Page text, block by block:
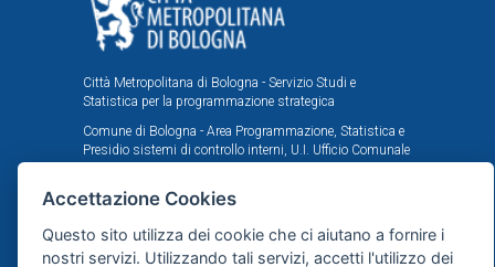
Città Metropolitana di Bologna - Servizio Studi e
Statistica per la programmazione strategica
Comune di Bologna - Area Programmazione, Statistica e
Presidio sistemi di controllo interni, U.I. Ufficio Comunale
Il portale statistico metropolitano è stato realizzato
Metropolitana e Comune di Bologna in tema di statistica
e ricerche demografiche, sociali ed economiche.
Accettazione Cookies
Questo sito utilizza dei cookie che ci aiutano a fornire i
nostri servizi. Utilizzando tali servizi, accetti l'utilizzo dei